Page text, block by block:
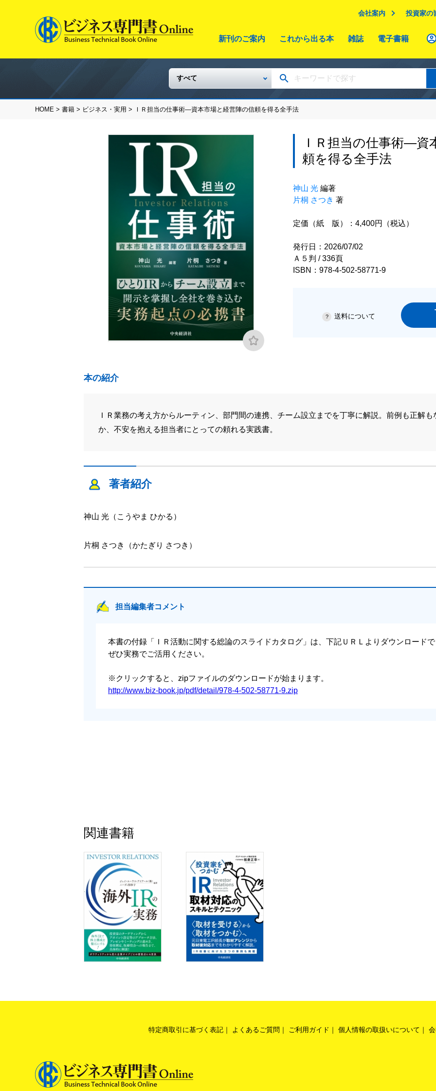
会社案内 投資家の
新刊のご案内 これから出る本 雑誌 電子書籍
HOME > 書籍 > ビジネス・実用 > ＩＲ担当の仕事術―資本市場と経営陣の信頼を得る全手法
ＩＲ担当の仕事術―資
頼を得る全手法
神山 光 編著
片桐 さつき 著
定価（紙 版）：4,400円（税込）
発行日：2026/07/02
Ａ５判 / 336頁
ISBN：978-4-502-58771-9
送料について
本の紹介
ＩＲ業務の考え方からルーティン、部門間の連携、チーム設立までを丁寧に解説。前例も正解
か、不安を抱える担当者にとっての頼れる実践書。
著者紹介
神山 光（こうやま ひかる）
片桐 さつき（かたぎり さつき）
担当編集者コメント
本書の付録「ＩＲ活動に関する総論のスライドカタログ」は、下記ＵＲＬよりダウンロード
ぜひ実務でご活用ください。
※クリックすると、zipファイルのダウンロードが始まります。
http://www.biz-book.jp/pdf/detail/978-4-502-58771-9.zip
関連書籍
特定商取引に基づく表記 よくあるご質問 ご利用ガイド 個人情報の取扱いについて